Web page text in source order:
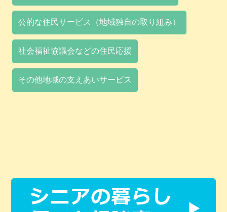
公的な住民サービス（地域独自の取り組み）
社会福祉協議会などの住民応援
その他地域の支えあいサービス